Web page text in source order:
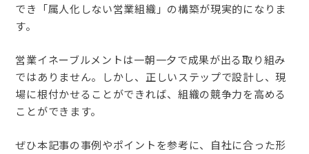
でき「属人化しない営業組織」の構築が現実的になりま
す。
営業イネーブルメントは一朝一夕で成果が出る取り組み
ではありません。しかし、正しいステップで設計し、現
場に根付かせることができれば、組織の競争力を高める
ことができます。
ぜひ本記事の事例やポイントを参考に、自社に合った形